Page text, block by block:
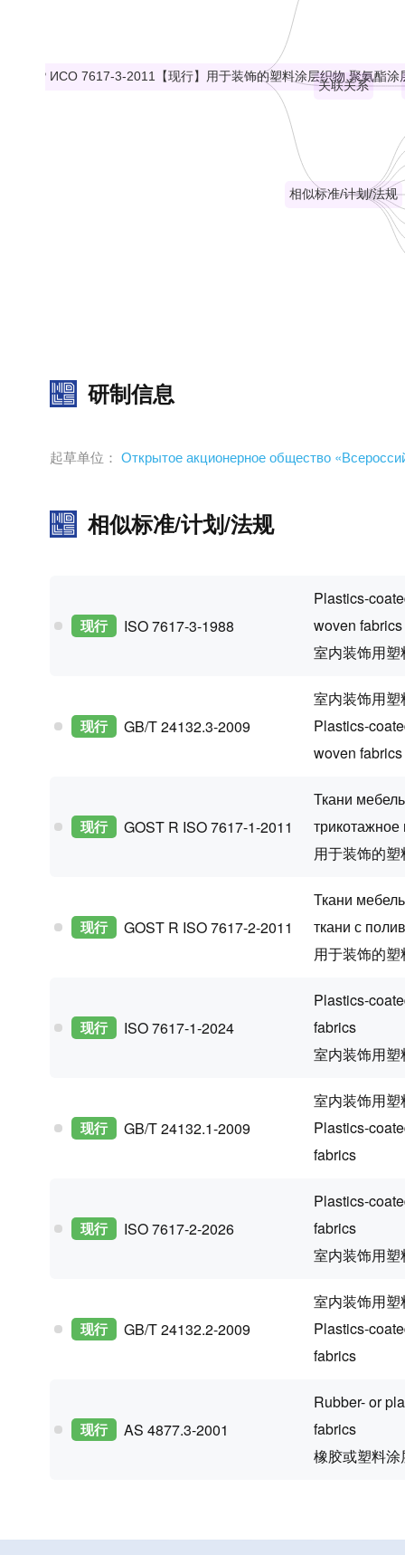
研制信息
起草单位： Открытое акционерное общество
相似标准/计划/法规
现行 ISO 7617-3-1988
Plastics-
woven fabrics
室内装饰用
现行 GB/T 24132.3-2009
室内装饰用
Plastics-
woven fabrics
现行 GOST R ISO 7617-1-2011
Ткани
用于装饰的
现行 GOST R ISO 7617-2-2011
Ткани
ткани с
用于装饰的
现行 ISO 7617-1-2024
Plastics-
fabrics
室内装饰用
现行 GB/T 24132.1-2009
室内装饰用
Plastics-
fabrics
现行 ISO 7617-2-2026
Plastics-
fabrics
室内装饰用
现行 GB/T 24132.2-2009
室内装饰用
Plastics-
fabrics
现行 AS 4877.3-2001
Rubber- or
fabrics
橡胶或塑料